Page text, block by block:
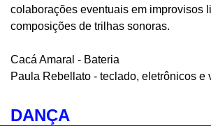
colaborações eventuais em improvisos
composições de trilhas sonoras.
Cacá Amaral - Bateria
Paula Rebellato - teclado, eletrônicos e
DANÇA